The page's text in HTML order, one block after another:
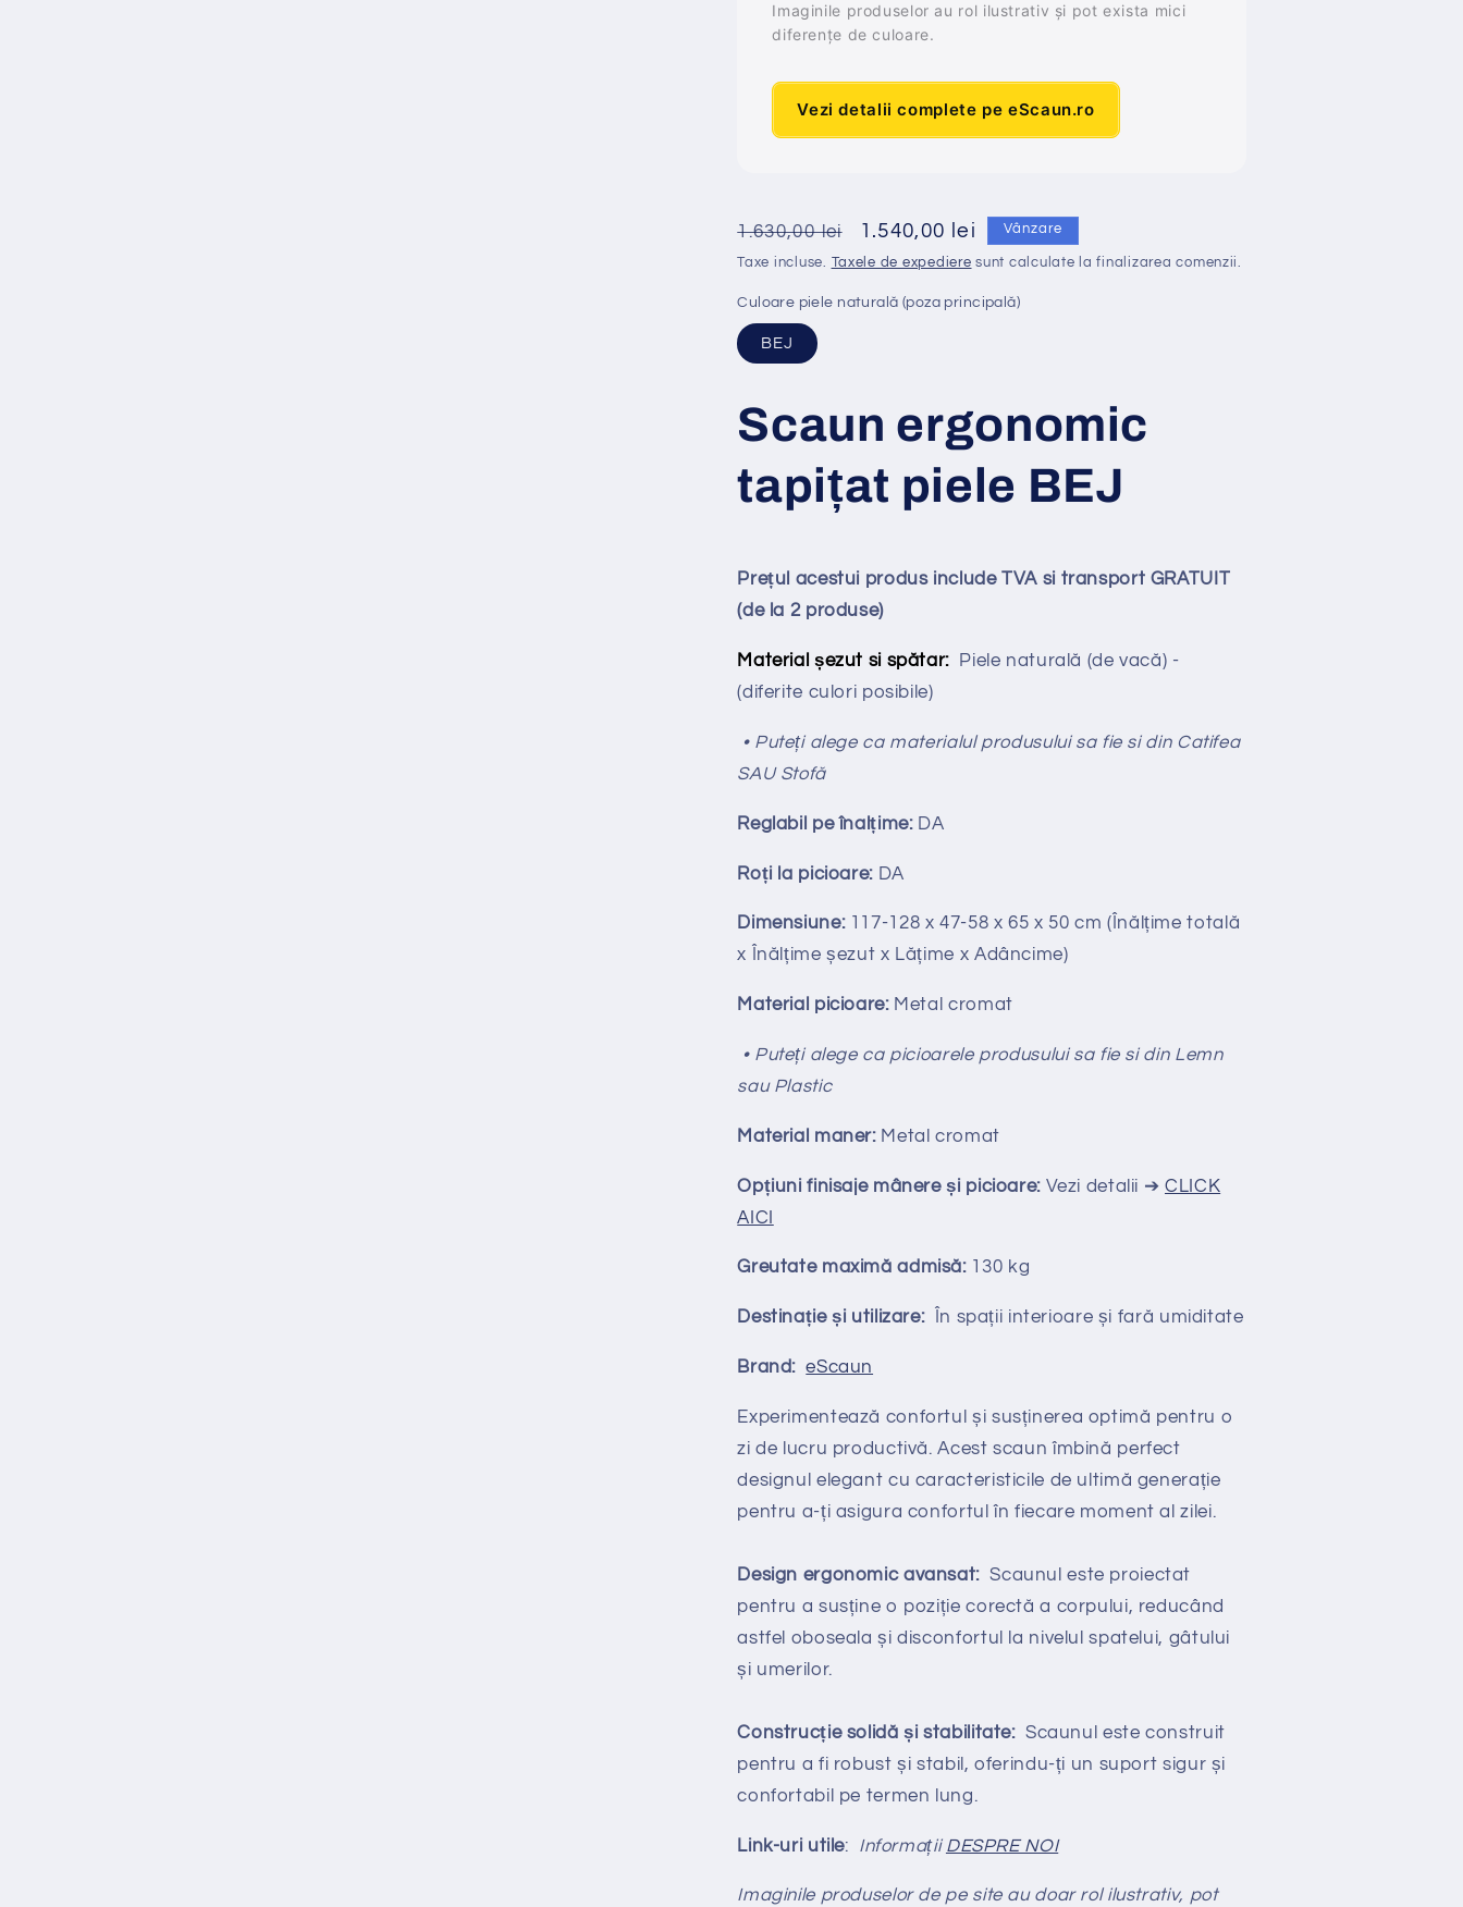
Imaginile produselor au rol ilustrativ și pot exista mici
diferențe de culoare.
Vezi detalii complete pe eScaun.ro
Preț
obișnuit
1.630,00 lei
Preț
redus
1.540,00 lei Vânzare
Taxe incluse. Taxele de expediere sunt calculate la finalizarea comenzii.
Culoare piele naturală (poza principală)
BEJ
Scaun ergonomic
tapițat piele BEJ
Prețul acestui produs include TVA si transport GRATUIT
(de la 2 produse)
Material șezut si spătar:
Piele naturală (de vacă) -
(diferite culori posibile)
• Puteți alege ca materialul produsului sa fie si din Catifea
SAU Stofă
Reglabil peînalțime: DA
Roți la picioare: DA
Dimensiune: 117-128 x 47-58 x 65 x 50 cm (Înălțime totală
x Înălțimeșezut x Lățime x Adâncime)
Material picioare: Metal cromat
• Puteți alege ca picioarele produsului sa fie si din Lemn
sau Plastic
Material maner: Metal cromat
Opțiuni finisaje mânere și picioare: Vezi detalii ➔CLICK
AICI
Greutate maximă admisă: 130 kg
Destinație și utilizare:În spații interioare și fară umiditate
Brand:eScaun
Experimentează confortul și susținerea optimă pentru o
zi de lucru productivă. Acest scaun îmbină perfect
designul elegant cu caracteristicile de ultimă generație
pentru a-ți asigura confortul în fiecare moment al zilei.
Design ergonomic avansat:Scaunul este proiectat
pentru a susține o poziție corectă a corpului, reducând
astfel oboseala și disconfortul la nivelul spatelui, gâtului
și umerilor.
Construcție solidă și stabilitate: Scaunul este construit
pentru a fi robust și stabil, oferindu-ți un suport sigur și
confortabil pe termen lung.
Link-uri utile: Informații DESPRE NOI
Imaginile produselor de pe site au doar rol ilustrativ, pot